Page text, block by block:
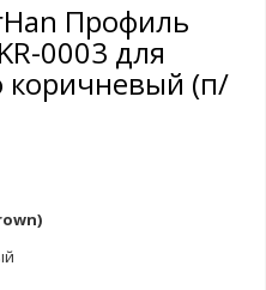
Профиль
0003 для
коричневый (п/